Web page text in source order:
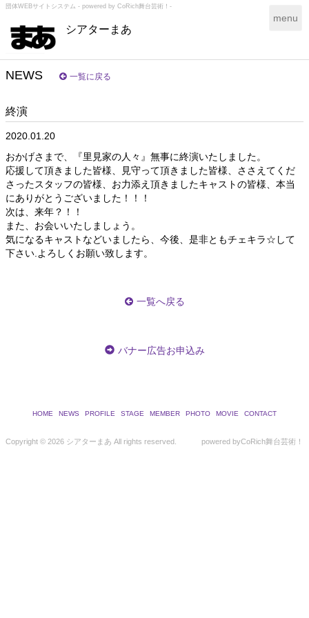
団体WEBサイトシステム - powered by CoRich舞台芸術！-
シアターまあ
T
g
a
menu
NEWS 一覧に戻る
終演
2020.01.20
おかげさまで、『里見家の人々』無事に終演いたしました。
応援して頂きました皆様、見守って頂きました皆様、ささえてくだ
さったスタッフの皆様、お力添え頂きましたキャストの皆様、本当
にありがとうございました！！！
次は、来年？！！
また、お会いいたしましょう。
気になるキャストなどいましたら、今後、是非ともチェキラ☆して
下さい.よろしくお願い致します。
一覧へ戻る
バナー広告お申込み
HOME NEWS PROFILE STAGE MEMBER PHOTO MOVIE CONTACT
Copyright © 2026 シアターまあ All rights reserved. powered byCoRich舞台芸術！